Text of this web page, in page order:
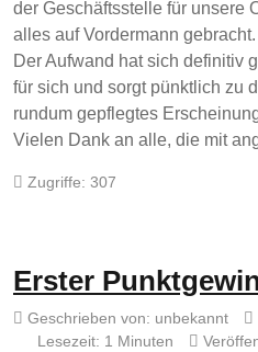
der Geschäftsstelle für unsere
alles auf Vordermann gebracht.
Der Aufwand hat sich definitiv
für sich und sorgt pünktlich zu
rundum gepflegtes
Vielen Dank an alle, die mit
Zugriffe: 307
Erster
Geschrieben von: unbekannt
Lesezeit: 1 Minuten